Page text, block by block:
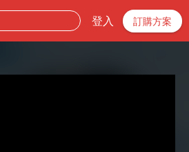
登入 訂購方案